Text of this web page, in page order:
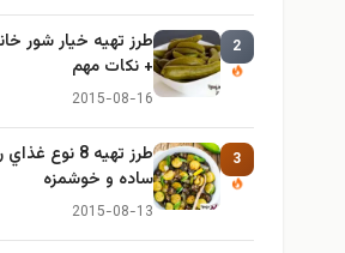
طرز تهيه خیار شور خانگي به 3 روش
+ نكات مهم
2015-08-16
طرز تهيه 8 نوع غذاي رژيمي بسيار
ساده و خوشمزه
2015-08-13